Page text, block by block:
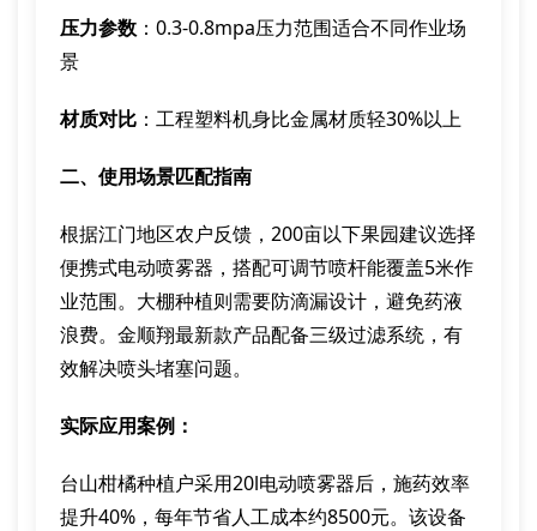
压力参数 ：0.3-0.8mpa压力范围适合不同作业场
景
材质对比 ：工程塑料机身比金属材质轻30%以上
二、使用场景匹配指南
根据江门地区农户反馈，200亩以下果园建议选择
便携式电动喷雾器，搭配可调节喷杆能覆盖5米作
业范围。大棚种植则需要防滴漏设计，避免药液
浪费。金顺翔最新款产品配备三级过滤系统，有
效解决喷头堵塞问题。
实际应用案例：
台山柑橘种植户采用20l电动喷雾器后，施药效率
提升40%，每年节省人工成本约8500元。该设备